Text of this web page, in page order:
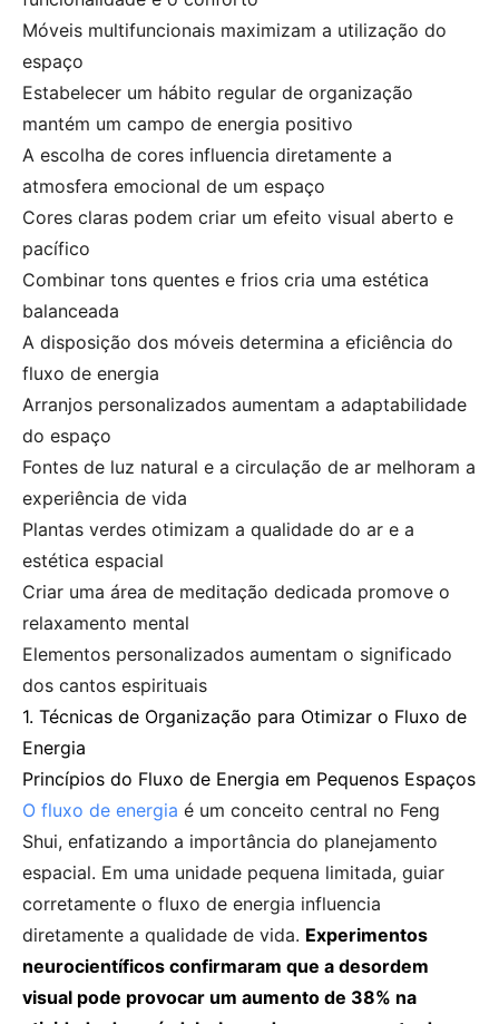
Móveis multifuncionais maximizam a utilização do
espaço
Estabelecer um hábito regular de organização
mantém um campo de energia positivo
A escolha de cores influencia diretamente a
atmosfera emocional de um espaço
Cores claras podem criar um efeito visual aberto e
pacífico
Combinar tons quentes e frios cria uma estética
balanceada
A disposição dos móveis determina a eficiência do
fluxo de energia
Arranjos personalizados aumentam a adaptabilidade
do espaço
Fontes de luz natural e a circulação de ar melhoram a
experiência de vida
Plantas verdes otimizam a qualidade do ar e a
estética espacial
Criar uma área de meditação dedicada promove o
relaxamento mental
Elementos personalizados aumentam o significado
dos cantos espirituais
1. Técnicas de Organização para Otimizar o Fluxo de
Energia
Princípios do Fluxo de Energia em Pequenos Espaços
O fluxo de energia é um conceito central no Feng
Shui, enfatizando a importância do planejamento
espacial. Em uma unidade pequena limitada, guiar
corretamente o fluxo de energia influencia
diretamente a qualidade de vida. Experimentos
neurocientíficos confirmaram que a desordem
visual pode provocar um aumento de 38% na